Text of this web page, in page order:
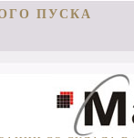
ПУСКА